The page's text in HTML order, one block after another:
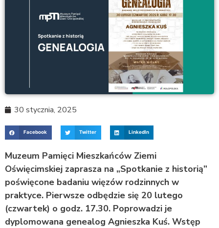
30 stycznia, 2025
Facebook Twitter LinkedIn
Muzeum Pamięci Mieszkańców Ziemi
Oświęcimskiej zaprasza na „Spotkanie z historią”
poświęcone badaniu więzów rodzinnych w
praktyce. Pierwsze odbędzie się 20 lutego
(czwartek) o godz. 17.30. Poprowadzi je
dyplomowana genealog Agnieszka Kuś. Wstęp